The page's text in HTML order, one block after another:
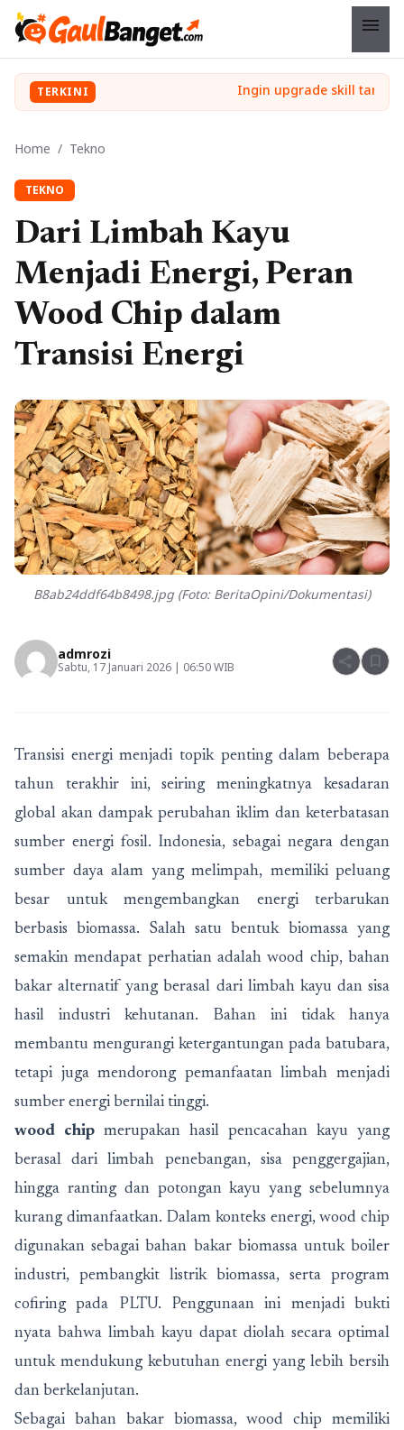
menu
TERKINI
Home / Tekno
TEKNO
Dari Limbah Kayu
Menjadi Energi, Peran
Wood Chip dalam
Transisi Energi
B8ab24ddf64b8498.jpg (Foto: BeritaOpini/Dokumentasi)
admrozi
Sabtu, 17 Januari 2026 | 06:50 WIB share bookmark
Transisi energi menjadi topik penting dalam beberapa
tahun terakhir ini, seiring meningkatnya kesadaran
global akan dampak perubahan iklim dan keterbatasan
sumber energi fosil. Indonesia, sebagai negara dengan
sumber daya alam yang melimpah, memiliki peluang
besar untuk mengembangkan energi terbarukan
berbasis biomassa. Salah satu bentuk biomassa yang
semakin mendapat perhatian adalah wood chip, bahan
bakar alternatif yang berasal dari limbah kayu dan sisa
hasil industri kehutanan. Bahan ini tidak hanya
membantu mengurangi ketergantungan pada batubara,
tetapi juga mendorong pemanfaatan limbah menjadi
sumber energi bernilai tinggi.
wood chip merupakan hasil pencacahan kayu yang
berasal dari limbah penebangan, sisa penggergajian,
hingga ranting dan potongan kayu yang sebelumnya
kurang dimanfaatkan. Dalam konteks energi, wood chip
digunakan sebagai bahan bakar biomassa untuk boiler
industri, pembangkit listrik biomassa, serta program
cofiring pada PLTU. Penggunaan ini menjadi bukti
nyata bahwa limbah kayu dapat diolah secara optimal
untuk mendukung kebutuhan energi yang lebih bersih
dan berkelanjutan.
Sebagai bahan bakar biomassa, wood chip memiliki